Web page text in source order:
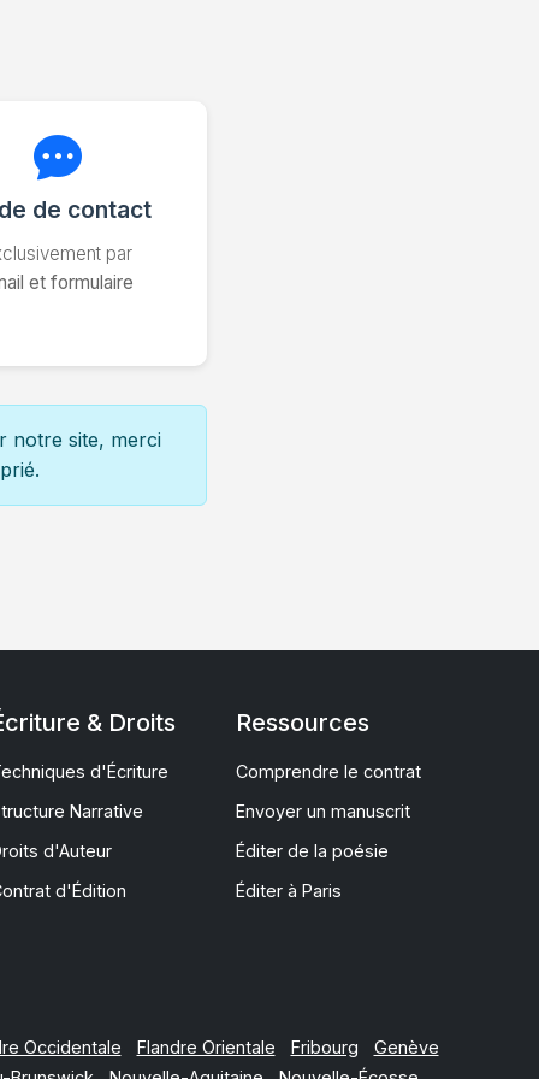
de contact
par
et formulaire
notre site, merci
& Droits
d'Écriture
Narrative
d'Auteur
d'Édition
Ressources
Comprendre le contrat
Envoyer un manuscrit
Éditer de la poésie
Éditer à Paris
Occidentale Flandre Orientale Fribourg
Genève